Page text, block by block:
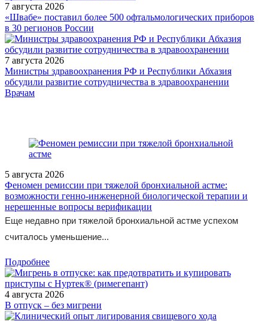
7 августа 2026
«Швабе» поставил более 500 офтальмологических приборов
в 30 регионов России
7 августа 2026
Министры здравоохранения РФ и Республики Абхазия
обсудили развитие сотрудничества в здравоохранении
/legislation/law/Prikaz-Ministerstva-zdravookhraneniya-Rossiyskoy-
Врачам
5 августа 2026
Феномен ремиссии при тяжелой бронхиальной астме:
возможности генно-инженерной биологической терапии и
нерешенные вопросы верификации
Еще недавно при тяжелой бронхиальной астме успехом
считалось уменьшение...
Подробнее
4 августа 2026
В отпуск – без мигрени